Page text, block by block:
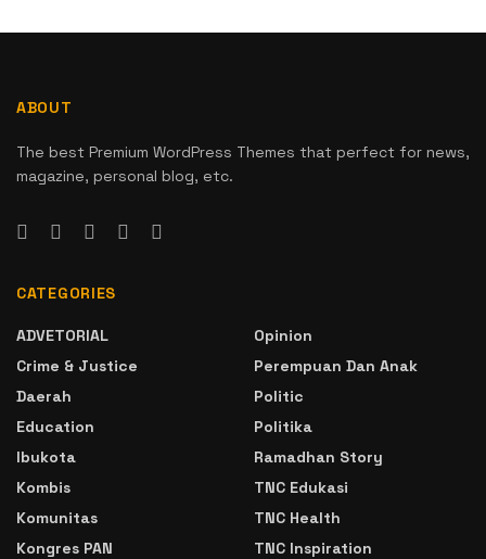
ABOUT
The best Premium WordPress Themes that perfect for news,
magazine, personal blog, etc.
CATEGORIES
ADVETORIAL
Crime & Justice
Daerah
Education
Ibukota
Kombis
Komunitas
Kongres PAN
Opinion
Perempuan Dan Anak
Politic
Politika
Ramadhan Story
TNC Edukasi
TNC Health
TNC Inspiration